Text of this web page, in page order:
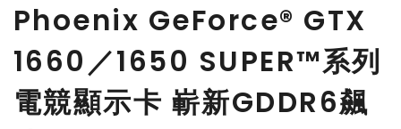
Phoenix GeForce® GTX
1660／1650 SUPER™系列
電競顯示卡 嶄新GDDR6飆